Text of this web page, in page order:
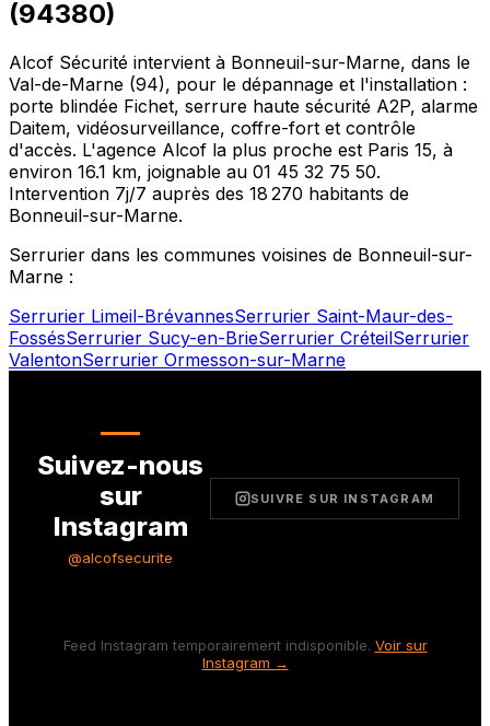
(94380)
Alcof Sécurité intervient à Bonneuil-sur-Marne, dans le
Val-de-Marne (94), pour le dépannage et l'installation :
porte blindée Fichet, serrure haute sécurité A2P, alarme
Daitem, vidéosurveillance, coffre-fort et contrôle
d'accès. L'agence Alcof la plus proche est Paris 15, à
environ 16.1 km, joignable au 01 45 32 75 50.
Intervention 7j/7 auprès des 18 270 habitants de
Bonneuil-sur-Marne.
Serrurier dans les communes voisines de Bonneuil-sur-
Marne :
Serrurier Limeil-BrévannesSerrurier Saint-Maur-des-
FossésSerrurier Sucy-en-BrieSerrurier CréteilSerrurier
ValentonSerrurier Ormesson-sur-Marne
Suivez-nous
sur
Instagram
@alcofsecurite
SUIVRE SUR INSTAGRAM
Feed Instagram temporairement indisponible. Voir sur
Instagram →